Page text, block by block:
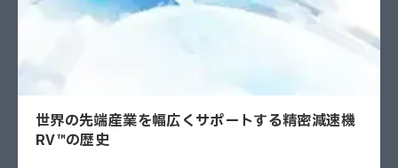
世界の先端産業を幅広くサポートする精密減速機
RV™の歴史